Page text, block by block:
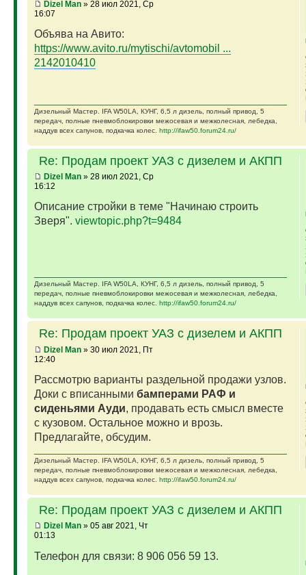
Dizel Man» 28 июл 2021, Ср
16:07
Объява на Авито:
https://www.avito.ru/mytischi/avtomobil ...
2142010410
Дизельный Мастер. IFA W50LA, КУНГ, 6,5 л дизель, полный привод, 5
передач, полные пневмоблокировки межосевая и межколесная, лебедка,
наддув всех сапунов, подкачка колес. http://ifaw50.forum24.ru/
Re: Продам проект УАЗ с дизелем и АКПП
Dizel Man» 28 июл 2021, Ср
16:12
Описание стройки в теме "Начинаю строить
Зверя". viewtopic.php?t=9484
Дизельный Мастер. IFA W50LA, КУНГ, 6,5 л дизель, полный привод, 5
передач, полные пневмоблокировки межосевая и межколесная, лебедка,
наддув всех сапунов, подкачка колес. http://ifaw50.forum24.ru/
Re: Продам проект УАЗ с дизелем и АКПП
Dizel Man» 30 июл 2021, Пт
12:40
Рассмотрю варианты раздельной продажи узлов.
Доки с вписанными бамперами РАФ и
сиденьями Ауди, продавать есть смысл вместе
с кузовом. Остальное можно и врозь.
Предлагайте, обсудим.
Дизельный Мастер. IFA W50LA, КУНГ, 6,5 л дизель, полный привод, 5
передач, полные пневмоблокировки межосевая и межколесная, лебедка,
наддув всех сапунов, подкачка колес. http://ifaw50.forum24.ru/
Re: Продам проект УАЗ с дизелем и АКПП
Dizel Man» 05 авг 2021, Чт
01:13
Телефон для связи: 8 906 056 59 13.